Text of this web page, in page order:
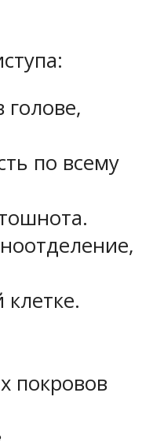
по всему
покровов